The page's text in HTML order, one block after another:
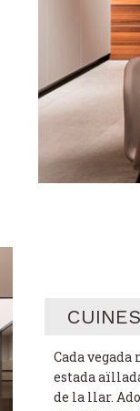
CUINES
Cada
estada
de la llar.